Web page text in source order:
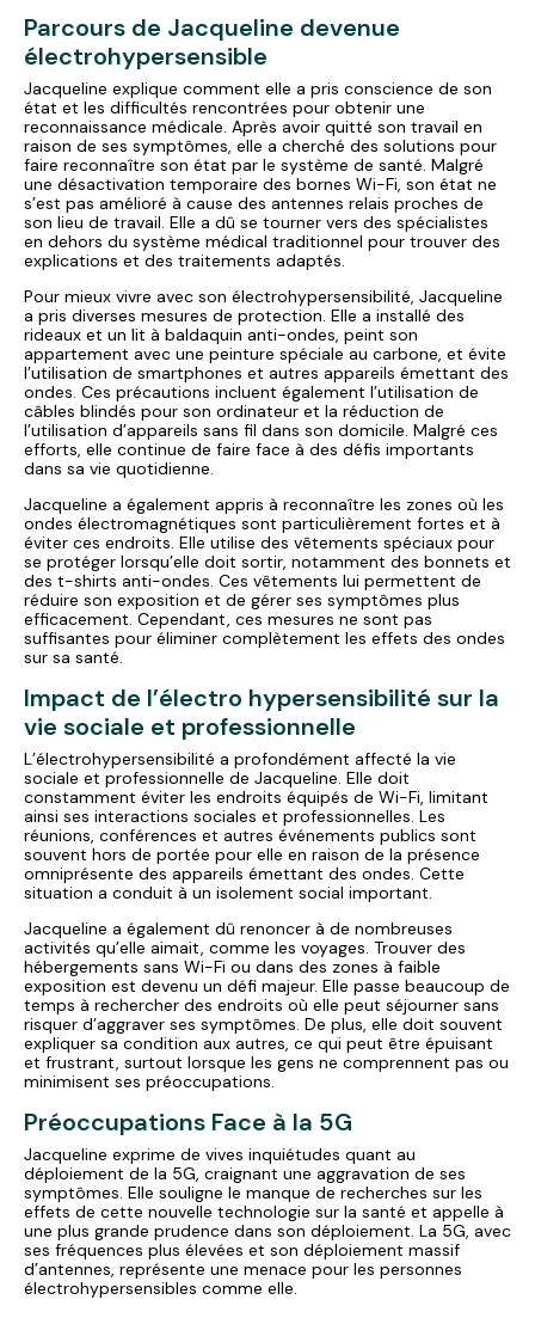
Parcours de Jacqueline devenue
électrohypersensible
Jacqueline explique comment elle a pris conscience de son
état et les difficultés rencontrées pour obtenir une
reconnaissance médicale. Après avoir quitté son travail en
raison de ses symptômes, elle a cherché des solutions pour
faire reconnaître son état par le système de santé. Malgré
une désactivation temporaire des bornes Wi-Fi, son état ne
s’est pas amélioré à cause des antennes relais proches de
son lieu de travail. Elle a dû se tourner vers des spécialistes
en dehors du système médical traditionnel pour trouver des
explications et des traitements adaptés.
Pour mieux vivre avec son électrohypersensibilité, Jacqueline
a pris diverses mesures de protection. Elle a installé des
rideaux et un lit à baldaquin anti-ondes, peint son
appartement avec une peinture spéciale au carbone, et évite
l’utilisation de smartphones et autres appareils émettant des
ondes. Ces précautions incluent également l’utilisation de
câbles blindés pour son ordinateur et la réduction de
l’utilisation d’appareils sans fil dans son domicile. Malgré ces
efforts, elle continue de faire face à des défis importants
dans sa vie quotidienne.
Jacqueline a également appris à reconnaître les zones où les
ondes électromagnétiques sont particulièrement fortes et à
éviter ces endroits. Elle utilise des vêtements spéciaux pour
se protéger lorsqu’elle doit sortir, notamment des bonnets et
des t-shirts anti-ondes. Ces vêtements lui permettent de
réduire son exposition et de gérer ses symptômes plus
efficacement. Cependant, ces mesures ne sont pas
suffisantes pour éliminer complètement les effets des ondes
sur sa santé.
Impact de l’électro hypersensibilité sur la
vie sociale et professionnelle
L’électrohypersensibilité a profondément affecté la vie
sociale et professionnelle de Jacqueline. Elle doit
constamment éviter les endroits équipés de Wi-Fi, limitant
ainsi ses interactions sociales et professionnelles. Les
réunions, conférences et autres événements publics sont
souvent hors de portée pour elle en raison de la présence
omniprésente des appareils émettant des ondes. Cette
situation a conduit à un isolement social important.
Jacqueline a également dû renoncer à de nombreuses
activités qu’elle aimait, comme les voyages. Trouver des
hébergements sans Wi-Fi ou dans des zones à faible
exposition est devenu un défi majeur. Elle passe beaucoup de
temps à rechercher des endroits où elle peut séjourner sans
risquer d’aggraver ses symptômes. De plus, elle doit souvent
expliquer sa condition aux autres, ce qui peut être épuisant
et frustrant, surtout lorsque les gens ne comprennent pas ou
minimisent ses préoccupations.
Préoccupations Face à la 5G
Jacqueline exprime de vives inquiétudes quant au
déploiement de la 5G, craignant une aggravation de ses
symptômes. Elle souligne le manque de recherches sur les
effets de cette nouvelle technologie sur la santé et appelle à
une plus grande prudence dans son déploiement. La 5G, avec
ses fréquences plus élevées et son déploiement massif
d’antennes, représente une menace pour les personnes
électrohypersensibles comme elle.